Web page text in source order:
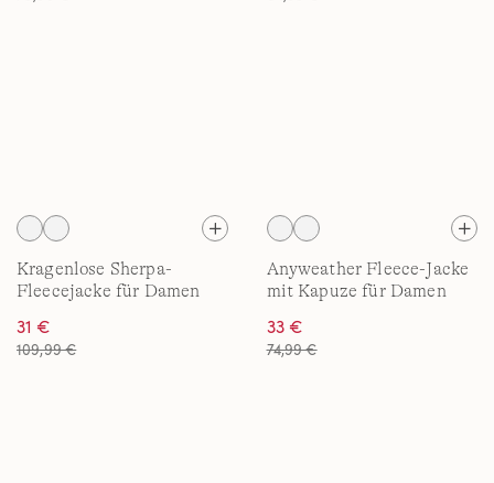
Kragenlose Sherpa-
Fleecejacke für Damen
31 €
109,99 €
Anyweather Fleece-Jacke
mit Kapuze für Damen
33 €
74,99 €